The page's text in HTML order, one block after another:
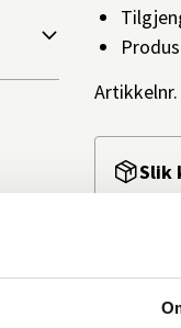
Slik
ved
Ikke
Artikkelnr.